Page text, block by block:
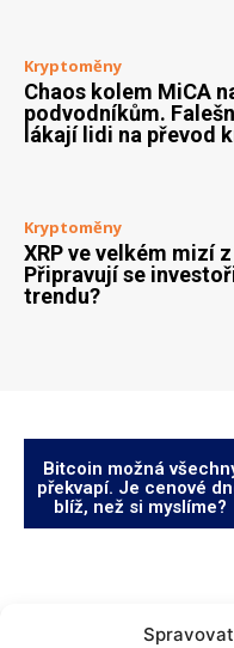
Kryptoměny
Chaos kolem MiCA
podvodníkům.
lákají lidi na převod
Kryptoměny
XRP ve velkém mizí
Připravují se
trendu?
Bitcoin možná
překvapí. Je cenové
blíž, než si myslíme?